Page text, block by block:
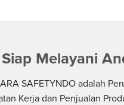
Melayani
SAFETYNDO adalah
Kerja dan Penjualan